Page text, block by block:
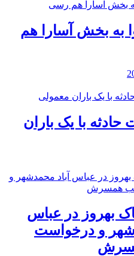
به بخش آسارا هم
حادثه با یک باران
بهروز در عباس
و درخواست